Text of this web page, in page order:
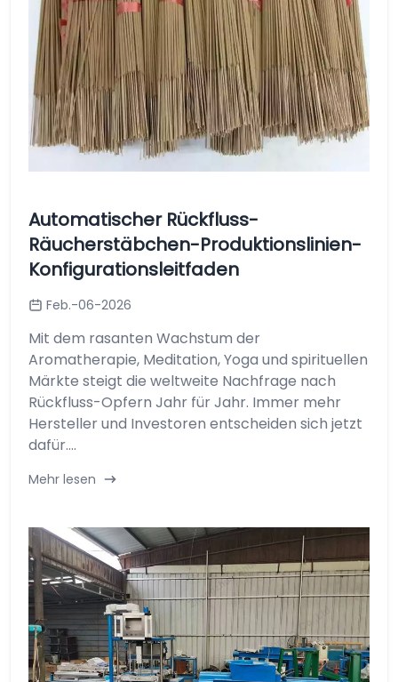
Automatischer Rückfluss-
Räucherstäbchen-Produktionslinien-
Konfigurationsleitfaden
Feb.-06-2026
Mit dem rasanten Wachstum der
Aromatherapie, Meditation, Yoga und spirituellen
Märkte steigt die weltweite Nachfrage nach
Rückfluss-Opfern Jahr für Jahr. Immer mehr
Hersteller und Investoren entscheiden sich jetzt
dafür....
Mehr lesen